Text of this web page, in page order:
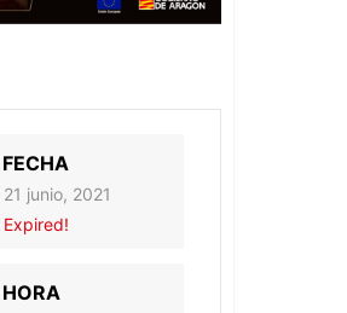
FECHA
21 junio, 2021
Expired!
HORA